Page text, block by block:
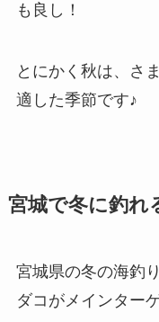
も良し！
とにかく秋は、さ
適した季節です♪
宮城で冬に釣れ
宮城県の冬の海釣
ダコがメインター